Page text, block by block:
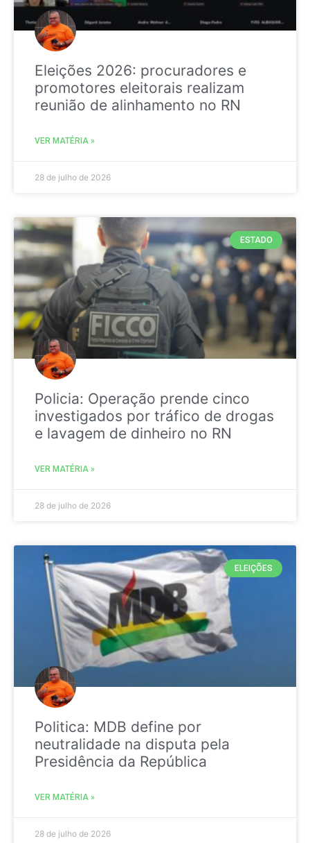
Eleições 2026: procuradores e
promotores eleitorais realizam
reunião de alinhamento no RN
VER MATÉRIA »
28 de julho de 2026
ESTADO
Policia: Operação prende cinco
investigados por tráfico de drogas
e lavagem de dinheiro no RN
VER MATÉRIA »
28 de julho de 2026
ELEIÇÕES
Politica: MDB define por
neutralidade na disputa pela
Presidência da República
VER MATÉRIA »
28 de julho de 2026